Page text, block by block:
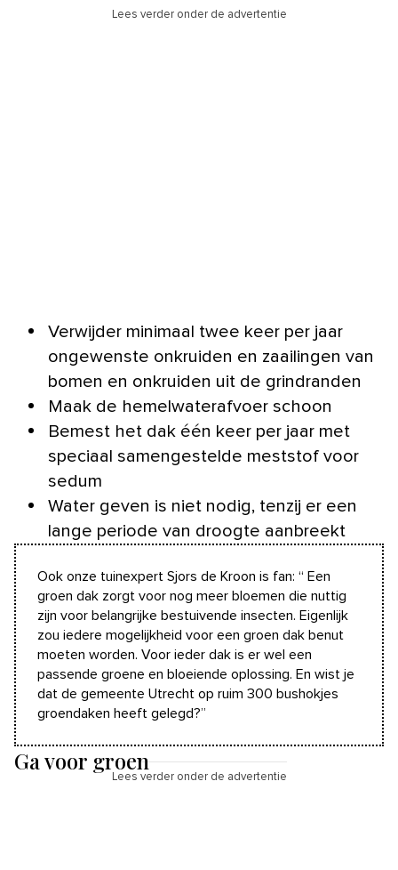
Lees verder onder de advertentie
Verwijder minimaal twee keer per jaar
ongewenste onkruiden en zaailingen van
bomen en onkruiden uit de grindranden
Maak de hemelwaterafvoer schoon
Bemest het dak één keer per jaar met
speciaal samengestelde meststof voor
sedum
Water geven is niet nodig, tenzij er een
lange periode van droogte aanbreekt
Ook onze tuinexpert Sjors de Kroon is fan: “ Een
groen dak zorgt voor nog meer bloemen die nuttig
zijn voor belangrijke bestuivende insecten. Eigenlijk
zou iedere mogelijkheid voor een groen dak benut
moeten worden. Voor ieder dak is er wel een
passende groene en bloeiende oplossing. En wist je
dat de gemeente Utrecht op ruim 300 bushokjes
groendaken heeft gelegd?”
Ga voor groen
Lees verder onder de advertentie